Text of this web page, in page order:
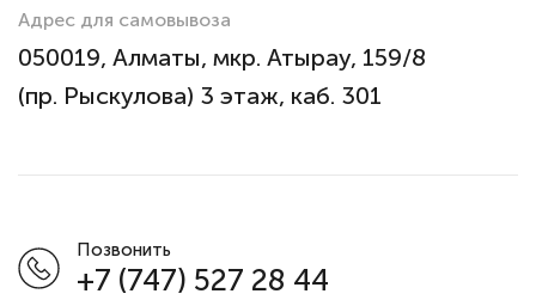
Адрес для самовывоза
050019, Алматы, мкр. Атырау, 159/8
(пр. Рыскулова) 3 этаж, каб. 301
Позвонить
+7 (747) 527 28 44